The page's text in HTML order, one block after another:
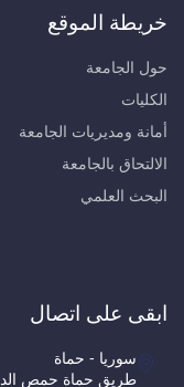
خريطة الموقع
حول الجامعة
الكليات
أمانة ومديريات الجامعة
الالتحاق بالجامعة
البحث العلمي
ابقى على اتصال
سوريا - حماة
طريق حماة حمص